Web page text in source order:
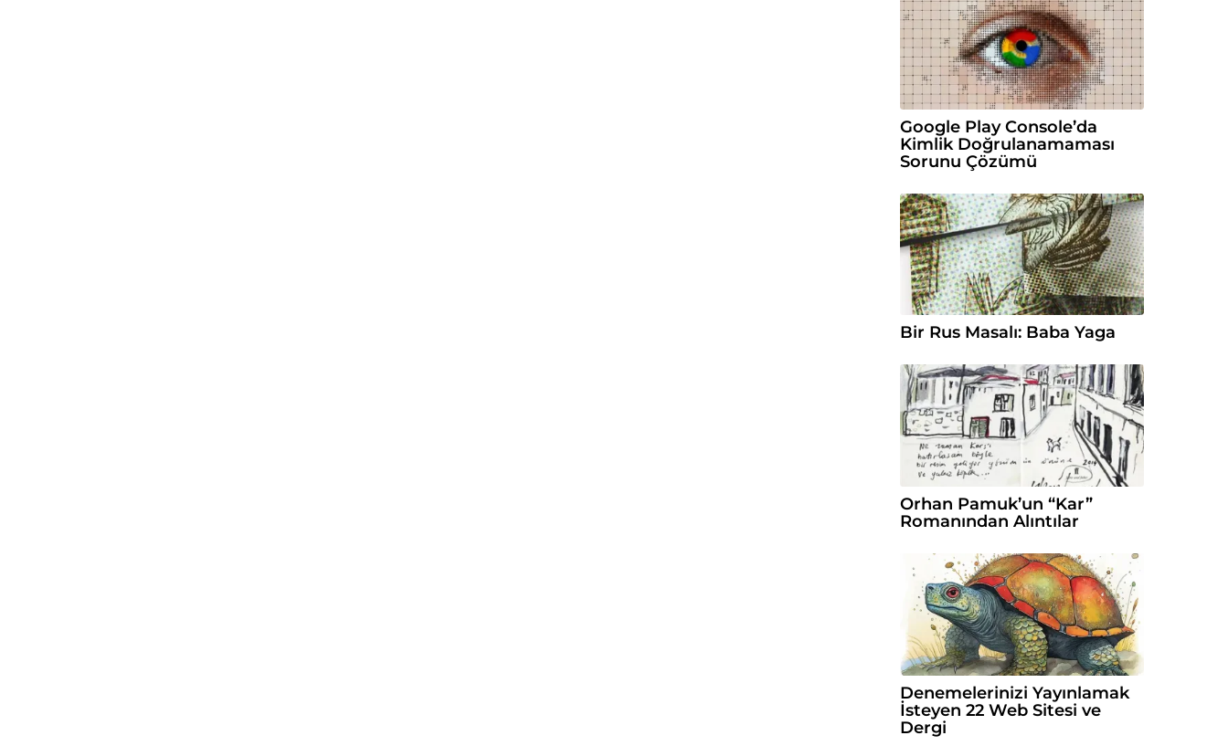
Google Play Console’da
Kimlik Doğrulanamaması
Sorunu Çözümü
Bir Rus Masalı: Baba Yaga
Orhan Pamuk’un “Kar”
Romanından Alıntılar
Denemelerinizi Yayınlamak
İsteyen 22 Web Sitesi ve
Dergi